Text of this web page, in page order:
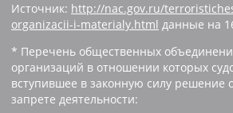
Источник: http://nac.gov.ru/
organizacii-i-materialy.html данные на
* Перечень общественных
организаций в отношении которых
вступившее в законную силу решение
запрете деятельности: